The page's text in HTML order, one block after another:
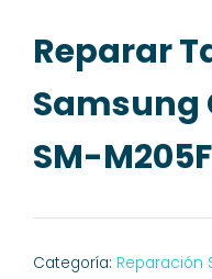
Reparar
Samsung
SM-M205F
Categoría: Reparación